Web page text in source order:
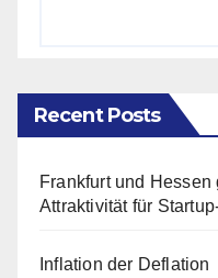
Recent Posts
Frankfurt und
Attraktivität für
Inflation der Deflation